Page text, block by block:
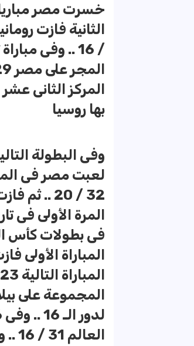
المركز الثانى
بها روسيا
لعبت مصر فى
المرة الأولى فى
فى بطولات كأس